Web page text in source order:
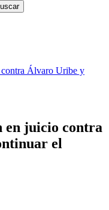
contra Álvaro Uribe y
en juicio contra
el